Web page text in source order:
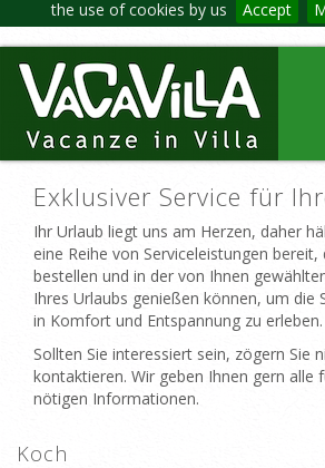
the use of cookies by us Accept
Exklusiver Service für
Ihr Urlaub liegt uns am Herzen, daher
eine Reihe von Serviceleistungen bereit,
bestellen und in der von Ihnen
Ihres Urlaubs genießen können, um die
in Komfort und Entspannung zu erleben.
Sollten Sie interessiert sein, zögern Sie
kontaktieren. Wir geben Ihnen gern alle
nötigen Informationen.
Koch